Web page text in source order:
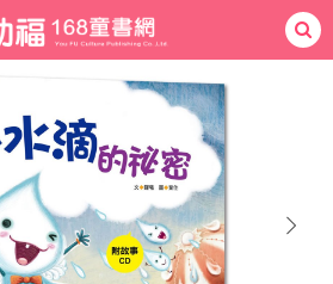
熱門：忍者兔 ㄅㄆㄇ學習桌遊
手指按按拼圖練習本積木黏土
3D立體書繪本讀本
4-6歲
next